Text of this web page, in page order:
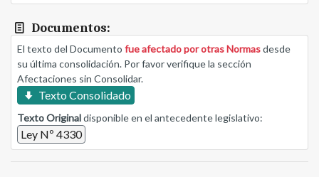
Documentos:
El texto del Documento fue afectado por otras Normasdesde
su última consolidación. Por favor verifique la sección
Afectaciones sin Consolidar.
Texto Consolidado
Texto Originaldisponible en el antecedente legislativo:
Ley Nº 4330